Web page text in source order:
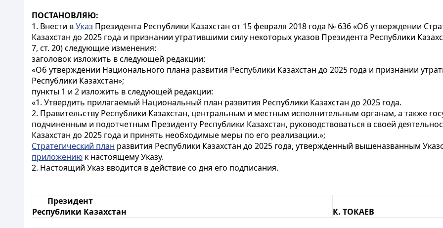
ПОСТАНОВЛЯЮ:
1. Внести вУказ Президента Республики Казахстан от 15 февраля 2018 года № 636 «Об утверждении
Казахстан до 2025 года и признании утратившими силу некоторых указов Президента Республики
7, ст. 20) следующие изменения:
заголовок изложить в следующей редакции:
«Об утверждении Национального плана развития Республики Казахстан до 2025 года и признании
Республики Казахстан»;
пункты 1 и 2 изложить в следующей редакции:
«1. Утвердить прилагаемый Национальный план развития Республики Казахстан до 2025 года.
2. Правительству Республики Казахстан, центральным и местным исполнительным органам, а также
подчиненным и подотчетным Президенту Республики Казахстан, руководствоваться в своей
Казахстан до 2025 года и принять необходимые меры по его реализации.»;
Стратегический план развития Республики Казахстан до 2025 года, утвержденный вышеназванным
приложению к настоящему Указу.
2. Настоящий Указ вводится в действие со дня его подписания.
Президент
Республики Казахстан
К. ТОКАЕВ